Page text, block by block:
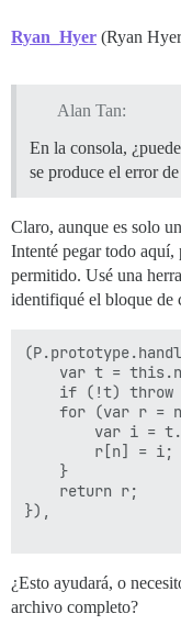
Ryan_Hyer (Ryan
Alan Tan:
En la consola,
se produce el error
Claro, aunque es solo
Intenté pegar todo aquí,
permitido. Usé una
identifiqué el bloque de
var t =
if (!t) throw
for (var r =
var i =
        r[n] = i;
    }
    return r;
}),
¿Esto ayudará, o
archivo completo?